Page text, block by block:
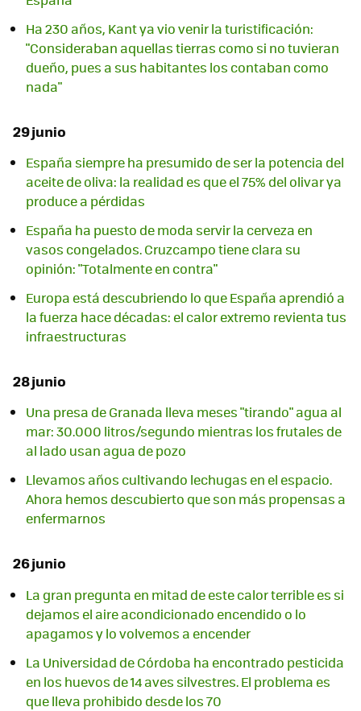
Ha 230 años, Kant ya vio venir la turistificación:
"Consideraban aquellas tierras como si no tuvieran
dueño, pues a sus habitantes los contaban como
nada"
29 junio
España siempre ha presumido de ser la potencia del
aceite de oliva: la realidad es que el 75% del olivar ya
produce a pérdidas
España ha puesto de moda servir la cerveza en
vasos congelados. Cruzcampo tiene clara su
opinión: "Totalmente en contra"
Europa está descubriendo lo que España aprendió a
la fuerza hace décadas: el calor extremo revienta tus
infraestructuras
28 junio
Una presa de Granada lleva meses "tirando" agua al
mar: 30.000 litros/segundo mientras los frutales de
al lado usan agua de pozo
Llevamos años cultivando lechugas en el espacio.
Ahora hemos descubierto que son más propensas a
enfermarnos
26 junio
La gran pregunta en mitad de este calor terrible es si
dejamos el aire acondicionado encendido o lo
apagamos y lo volvemos a encender
La Universidad de Córdoba ha encontrado pesticida
en los huevos de 14 aves silvestres. El problema es
que lleva prohibido desde los 70